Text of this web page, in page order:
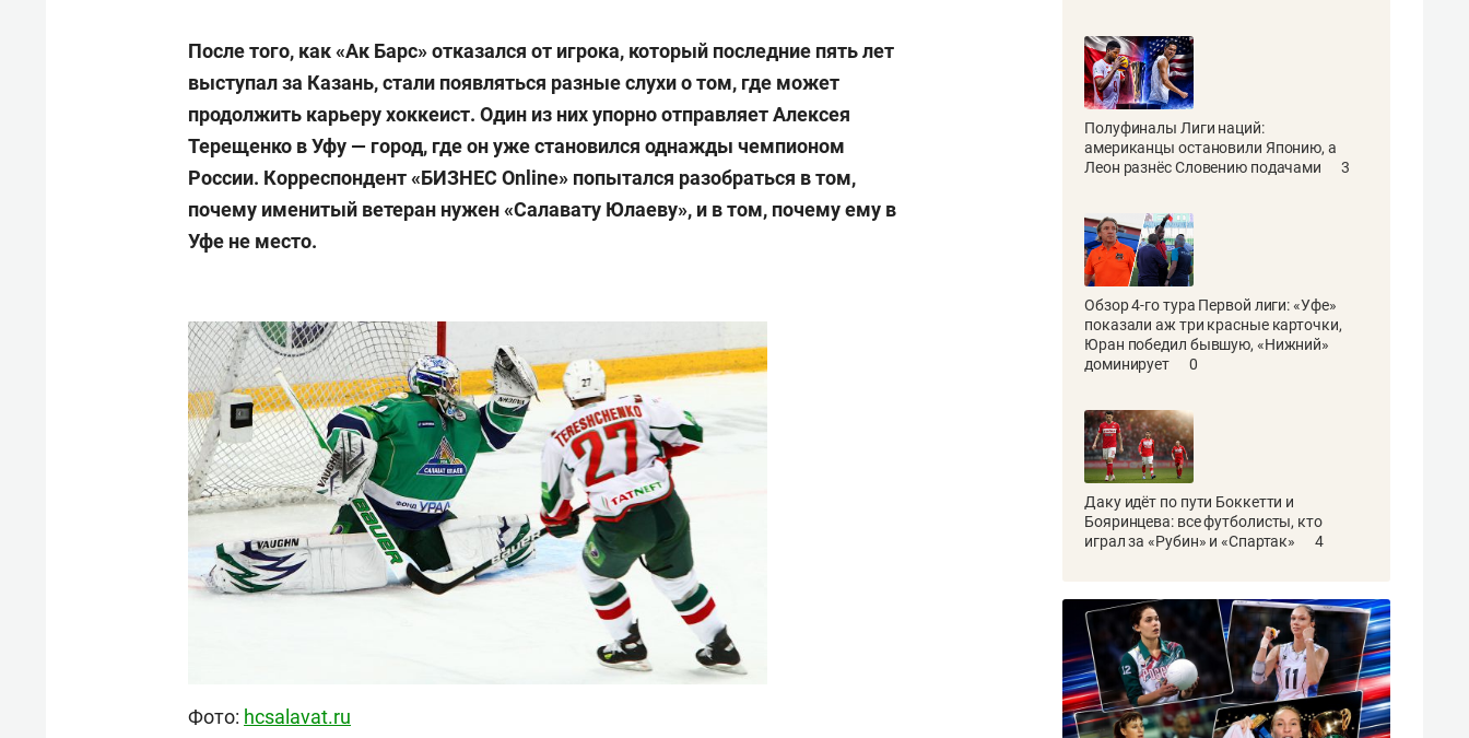
После того, как «Ак Барс» отказался от игрока, который последние пять лет
выступал за Казань, стали появляться разные слухи о том, где может
продолжить карьеру хоккеист. Один из них упорно отправляет Алексея
Терещенко в Уфу — город, где он уже становился однажды чемпионом
России. Корреспондент «БИЗНЕС Online» попытался разобраться в том,
почему именитый ветеран нужен «Салавату Юлаеву», и в том, почему ему в
Уфе не место.
Фото: hcsalavat.ru
Полуфиналы Лиги наций:
американцы остановили Японию, а
Леон разнёс Словению подачами
3
Обзор 4-го тура Первой лиги: «Уфе»
показали аж три красные карточки,
Юран победил бывшую, «Нижний»
доминирует
0
Даку идёт по пути Боккетти и
Бояринцева: все футболисты, кто
играл за «Рубин» и «Спартак»
4